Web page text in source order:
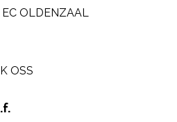
EC OLDENZAAL
OSS